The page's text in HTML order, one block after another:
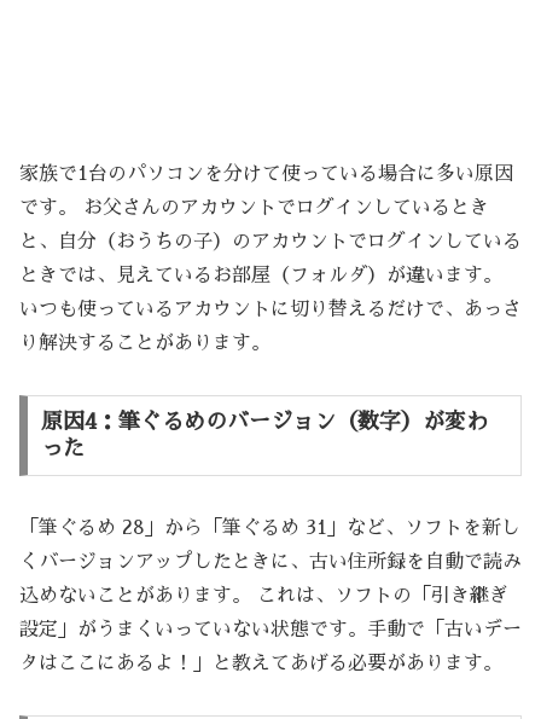
家族で1台のパソコンを分けて使っている場合に多い原因
です。 お父さんのアカウントでログインしているとき
と、自分（おうちの子）のアカウントでログインしている
ときでは、見えているお部屋（フォルダ）が違います。
いつも使っているアカウントに切り替えるだけで、あっさ
り解決することがあります。
原因4：筆ぐるめのバージョン（数字）が変わ
った
「筆ぐるめ 28」から「筆ぐるめ 31」など、ソフトを新し
くバージョンアップしたときに、古い住所録を自動で読み
込めないことがあります。 これは、ソフトの「引き継ぎ
設定」がうまくいっていない状態です。手動で「古いデー
タはここにあるよ！」と教えてあげる必要があります。